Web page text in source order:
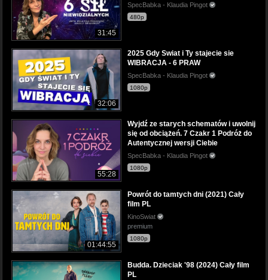
31:45
SpecBabka - Klaudia Pingot
480p
32:06
2025 Gdy Swiat i Ty stajecie sie
WIBRACJA - 6 PRAW
SpecBabka - Klaudia Pingot
1080p
55:28
Wyjdź ze starych schematów i uwolnij
się od obciążeń. 7 Czakr 1 Podróż do
Autentycznej wersji Ciebie
SpecBabka - Klaudia Pingot
1080p
01:44:55
Powrót do tamtych dni (2021) Cały
film PL
KinoSwiat
premium
1080p
Budda. Dzieciak '98 (2024) Cały film
PL